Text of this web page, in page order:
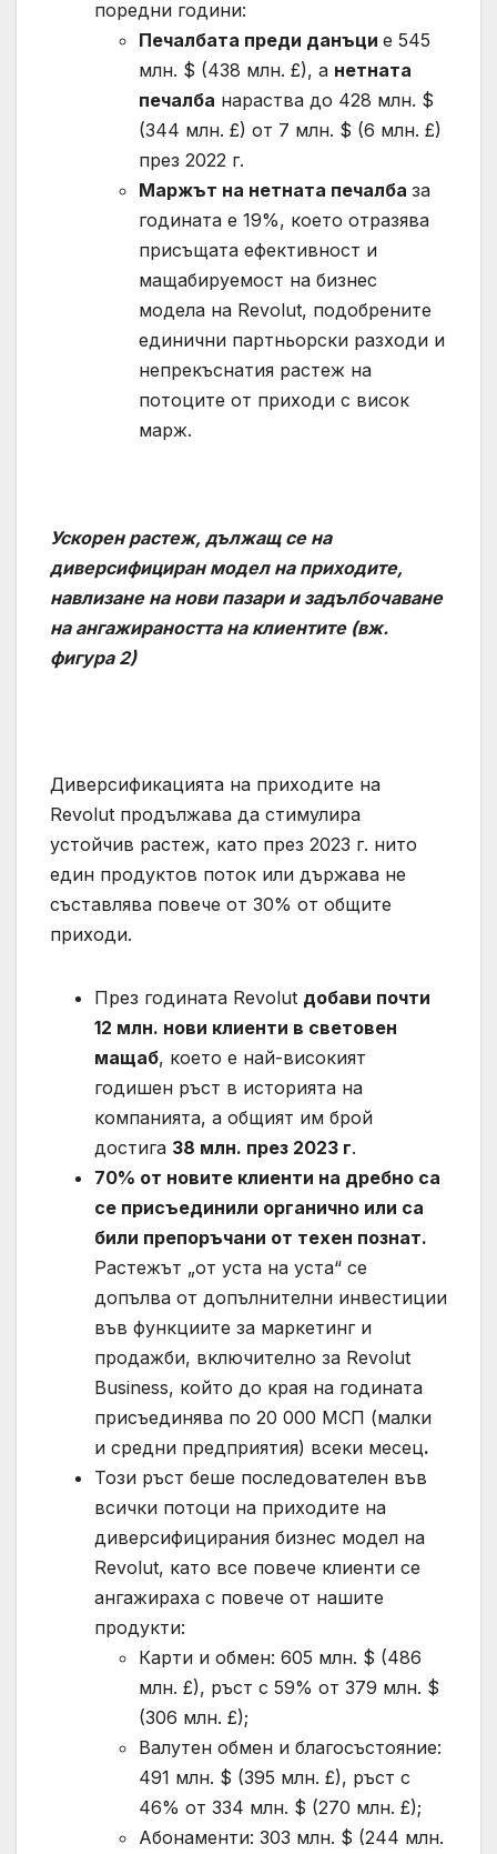
поредни години:
Печалбата преди данъци е 545
млн. $ (438 млн. £), а нетната
печалба нараства до 428 млн. $
(344 млн. £) от 7 млн. $ (6 млн. £)
през 2022 г.
Маржът на нетната печалба за
годината е 19%, което отразява
присъщата ефективност и
мащабируемост на бизнес
модела на Revolut, подобрените
единични партньорски разходи и
непрекъснатия растеж на
потоците от приходи с висок
марж.
Ускорен растеж, дължащ се на
диверсифициран модел на приходите,
навлизане на нови пазари и задълбочаване
на ангажираността на клиентите (вж.
фигура 2)
Диверсификацията на приходите на
Revolut продължава да стимулира
устойчив растеж, като през 2023 г. нито
един продуктов поток или държава не
съставлява повече от 30% от общите
приходи.
През годината Revolut добави почти
12 млн. нови клиенти в световен
мащаб, което е най-високият
годишен ръст в историята на
компанията, а общият им брой
достига 38 млн. през 2023 г.
70% от новите клиенти на дребно са
се присъединили органично или са
били препоръчани от техен познат.
Растежът „от уста на уста“ се
допълва от допълнителни инвестиции
във функциите за маркетинг и
продажби, включително за Revolut
Business, който до края на годината
присъединява по 20 000 МСП (малки
и средни предприятия) всеки месец.
Този ръст беше последователен във
всички потоци на приходите на
диверсифицирания бизнес модел на
Revolut, като все повече клиенти се
ангажираха с повече от нашите
продукти:
Карти и обмен: 605 млн. $ (486
млн. £), ръст с 59% от 379 млн. $
(306 млн. £);
Валутен обмен и благосъстояние:
491 млн. $ (395 млн. £), ръст с
46% от 334 млн. $ (270 млн. £);
Абонаменти: 303 млн. $ (244 млн.